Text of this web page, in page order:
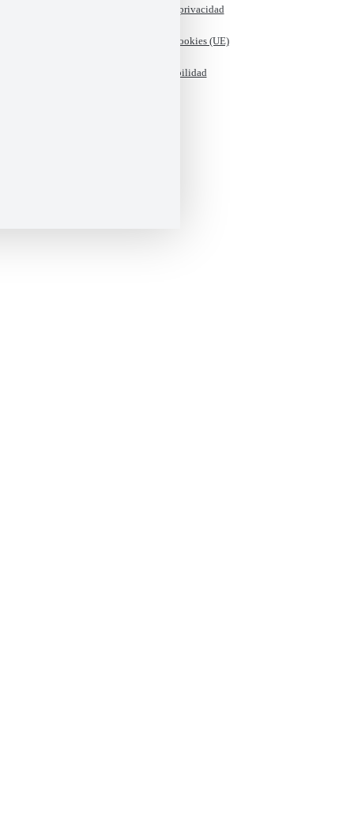
Política de privacidad
Política de cookies (UE)
Accesibilidad